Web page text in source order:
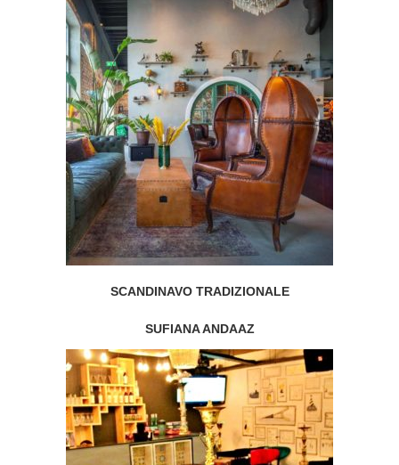
SCANDINAVO TRADIZIONALE
SUFIANA ANDAAZ